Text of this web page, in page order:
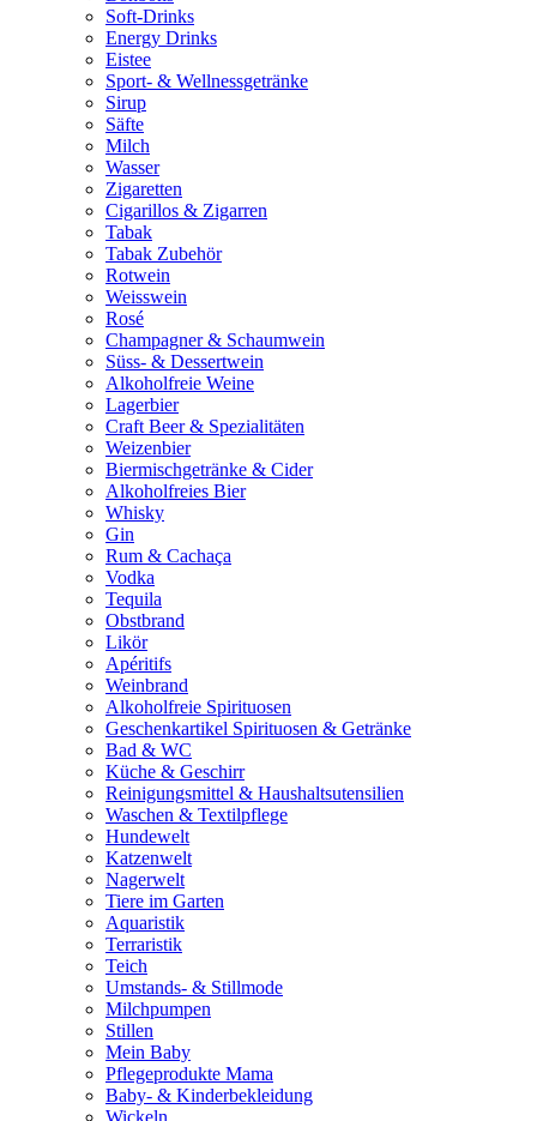
Soft-Drinks
Energy Drinks
Eistee
Sport- & Wellnessgetränke
Sirup
Säfte
Milch
Wasser
Zigaretten
Cigarillos & Zigarren
Tabak
Tabak Zubehör
Rotwein
Weisswein
Rosé
Champagner & Schaumwein
Süss- & Dessertwein
Alkoholfreie Weine
Lagerbier
Craft Beer & Spezialitäten
Weizenbier
Biermischgetränke & Cider
Alkoholfreies Bier
Whisky
Gin
Rum & Cachaça
Vodka
Tequila
Obstbrand
Likör
Apéritifs
Weinbrand
Alkoholfreie Spirituosen
Geschenkartikel Spirituosen & Getränke
Bad & WC
Küche & Geschirr
Reinigungsmittel & Haushaltsutensilien
Waschen & Textilpflege
Hundewelt
Katzenwelt
Nagerwelt
Tiere im Garten
Aquaristik
Terraristik
Teich
Umstands- & Stillmode
Milchpumpen
Stillen
Mein Baby
Pflegeprodukte Mama
Baby- & Kinderbekleidung
Wickeln